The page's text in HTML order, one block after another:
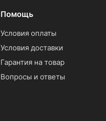
Помощь
Условия оплаты
Условия доставки
Гарантия на товар
Вопросы и ответы